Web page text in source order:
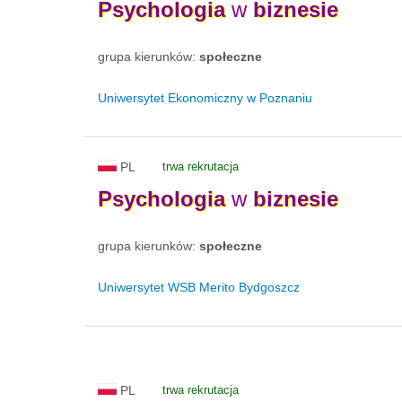
Psychologiaw biznesie
grupa kierunków: społeczne
Uniwersytet Ekonomiczny w Poznaniu
PL trwa rekrutacja
Psychologiaw biznesie
grupa kierunków: społeczne
Uniwersytet WSB Merito Bydgoszcz
PL trwa rekrutacja